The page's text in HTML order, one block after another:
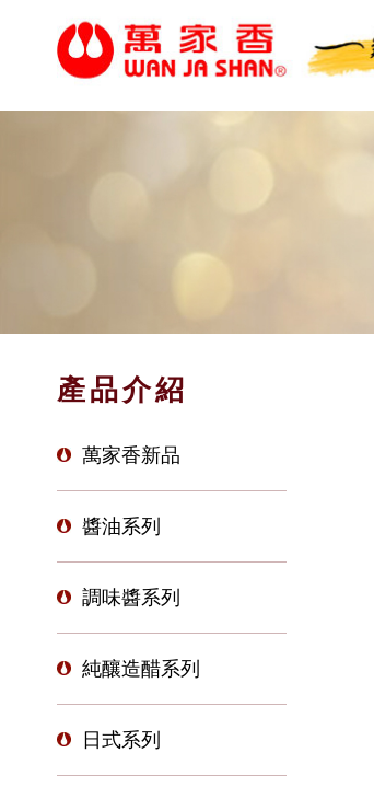
產品介紹
萬家香新品
醬油系列
調味醬系列
純釀造醋系列
日式系列